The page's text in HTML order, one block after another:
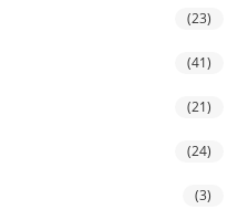
(23)
(41)
(21)
(24)
(3)